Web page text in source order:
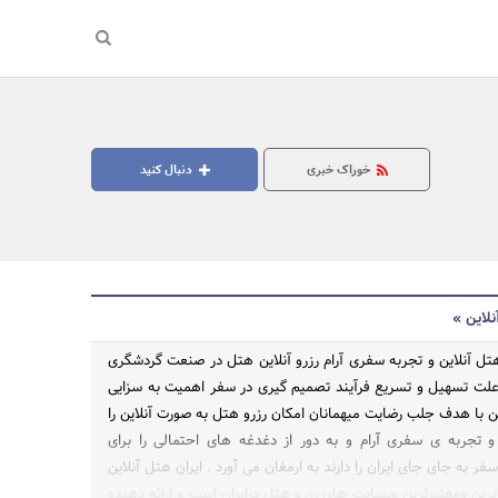
دنبال کنید خوراک خبری
»
آنلاین و تجربه سفری آرام رزرو آنلاین هتل در صنعت گردشگری
علت تسهیل و تسریع فرآیند تصمیم گیری در سفر اهمیت به سزایی
با هدف جلب رضایت میهمانان امکان رزرو هتل به صورت آنلاین را
تجربه ی سفری آرام و به دور از دغدغه های احتمالی را برای
به جای جای ایران را دارند به ارمغان می آورد . ایران هتل آنلاین